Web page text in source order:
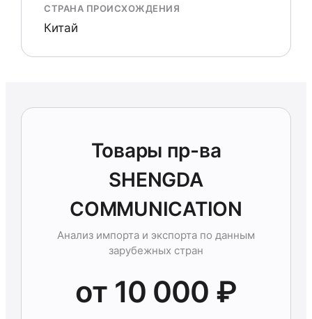
СТРАНА ПРОИСХОЖДЕНИЯ
Китай
Товары пр-ва
SHENGDA
COMMUNICATION
Анализ импорта и экспорта по данным
зарубежных стран
от 10 000 ₽